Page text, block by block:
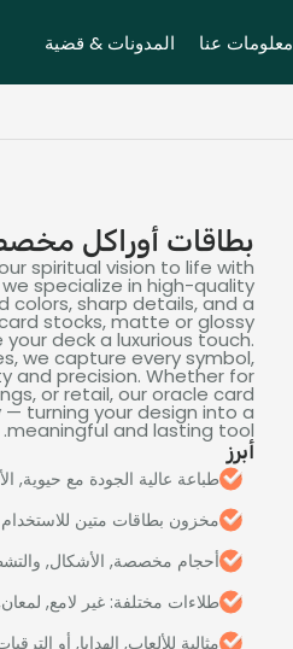
معلومات عنا المدونات & قضية
بطاقات أوراكل
spiritual vision to life with
we specialize in high-quality
colors,sharp details,and a
stocks,matte or glossy
deck a luxurious touch.
,we capture every symbol,
and precision. Whether for
,or retail,our oracle card
turning your design into a
meaningful and lasting tool
.
أبرز
طباعة عالية الجودة مع حيوية,
مخزون بطاقات متين
أحجام مخصصة, الأشكال,
طلاءات مختلفة: غير لامع,
مثالية للألعاب, الهدايا, أو